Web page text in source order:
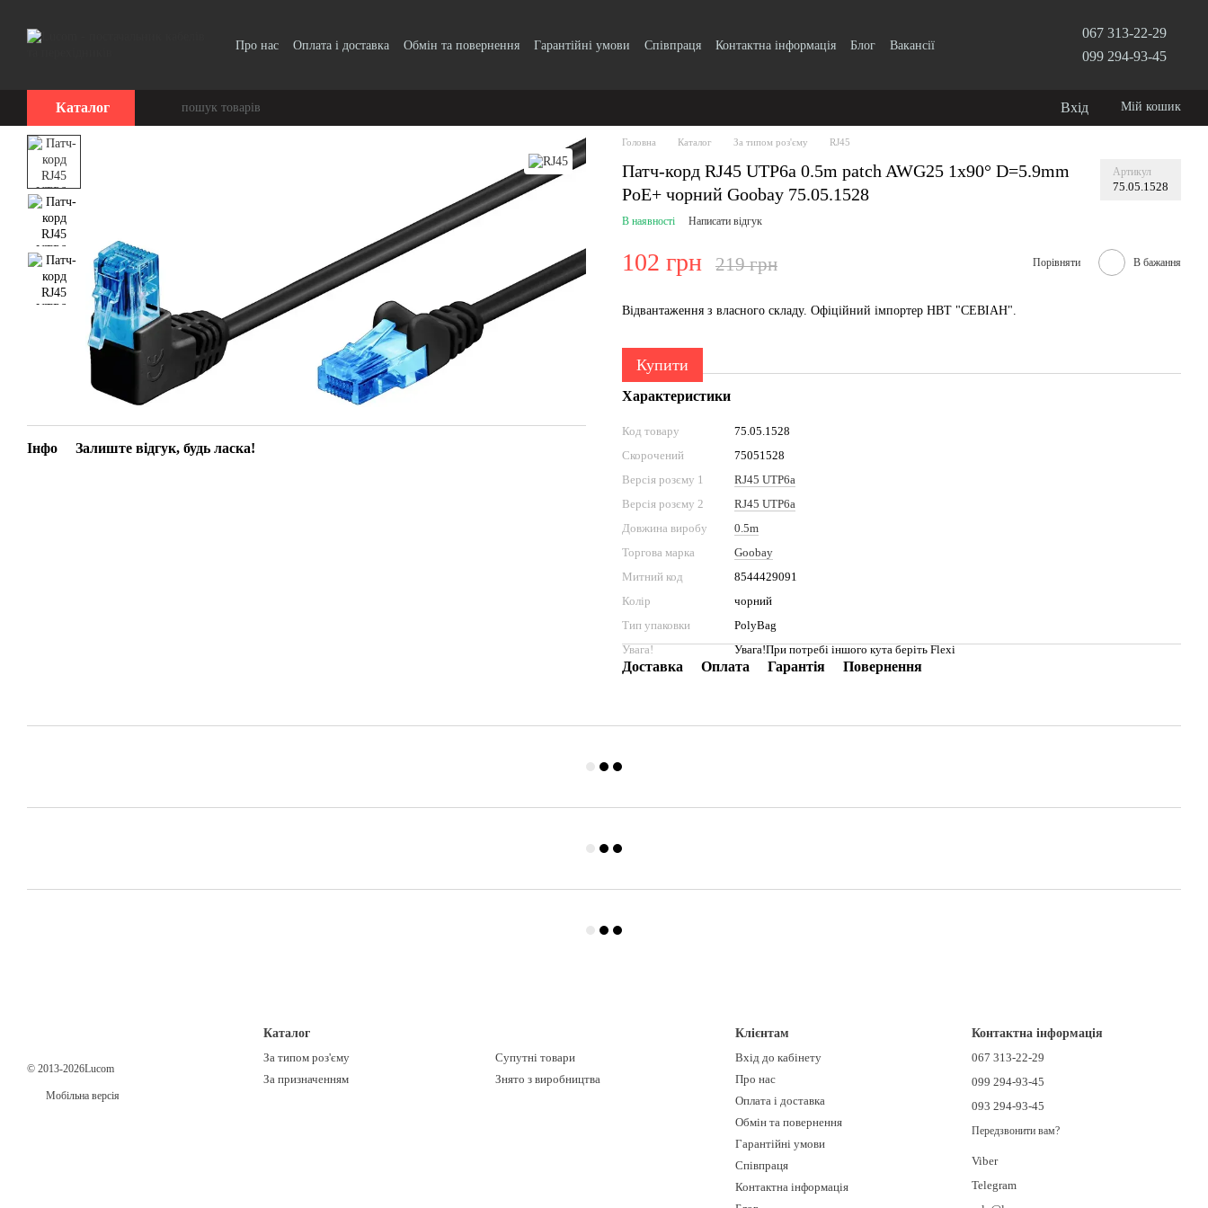
Про нас Оплата і доставка Обмін та повернення Гарантійні умови Співпраця Контактна інформація Блог
Вакансії
067 313-22-29
099 294-93-45
Каталог Вхід Мій кошик
Інфо Залиште відгук, будь ласка!
Головна Каталог За типом роз'єму RJ45
Патч-корд RJ45 UTP6a 0.5m patch AWG25 1x90° D=5.9mm
PoE+ чорний Goobay 75.05.1528
Артикул
75.05.1528
В наявності Написати відгук
102 грн 219 грн Порівняти В бажання
Відвантаження з власного складу. Офіційний імпортер НВТ "СЕВІАН".
Купити
Характеристики
Код товару
75.05.1528
Скорочений
75051528
Версія розєму 1
RJ45 UTP6a
Версія розєму 2
RJ45 UTP6a
Довжина виробу
0.5m
Торгова марка
Goobay
Митний код
8544429091
Колір
чорний
Тип упаковки
PolyBag
Увага!
Увага!При потребі іншого кута беріть Flexi
Доставка Оплата Гарантія Повернення
© 2013-2026Lucom
Мобільна версія
Каталог
За типом роз'єму
За призначенням
Супутні товари
Знято з виробництва
Клієнтам
Вхід до кабінету
Про нас
Оплата і доставка
Обмін та повернення
Гарантійні умови
Співпраця
Контактна інформація
Контактна інформація
067 313-22-29
099 294-93-45
093 294-93-45
Передзвонити вам?
Viber
Telegram